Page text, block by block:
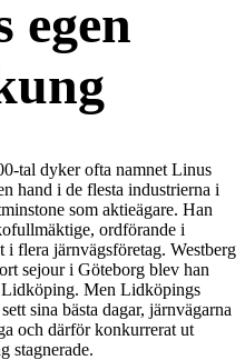
egen
tal dyker ofta namnet Linus
hand i de flesta industrierna i
som aktieägare. Han
ordförande i
i flera järnvägsföretag. Westberg
sejour i Göteborg blev han
Lidköping. Men Lidköpings
sina bästa dagar, järnvägarna
och därför konkurrerat ut
stagnerade.